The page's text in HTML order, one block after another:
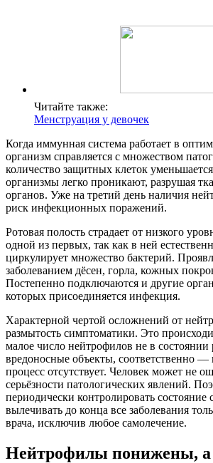
Читайте также:
Менструация у девочек
Когда иммунная система работает в
организм справляется с множеством
количество защитных клеток
организмы легко проникают, разрушая
органов. Уже на третий день наличия
риск инфекционных поражений.
Ротовая полость страдает от низкого
одной из первых, так как в ней
циркулирует множество бактерий.
заболеванием дёсен, горла, кожных
Постепенно подключаются и другие
которых присоединяется инфекция.
Характерной чертой осложнений от
размытость симптоматики. Это
малое число нейтрофилов не в состоянии
вредоносные объекты, соответственно —
процесс отсутствует. Человек может не
серьёзности патологических явлений.
периодически контролировать состояние
вылечивать до конца все заболевания
врача, исключив любое самолечение.
Нейтрофилы понижены,